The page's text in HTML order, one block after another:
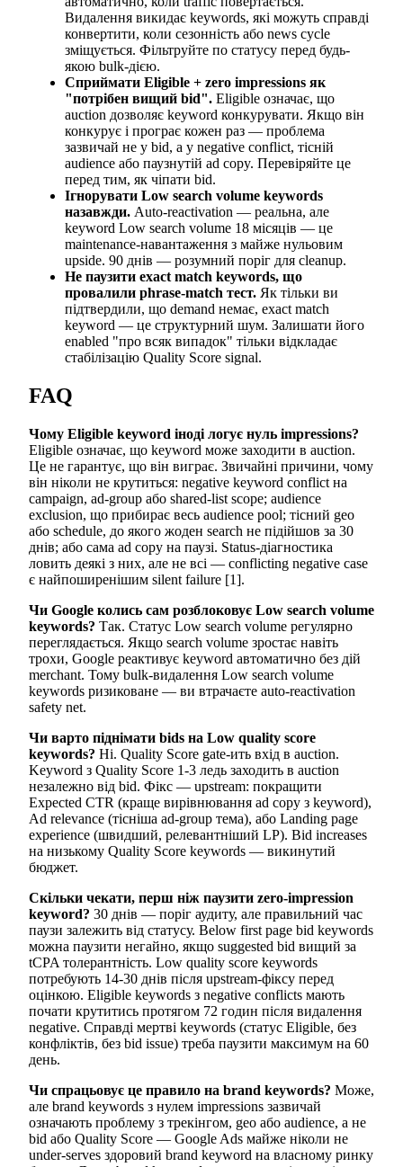
Видалення викидає keywords, які можуть справді
конвертити, коли сезонність або news cycle
зміщується. Фільтруйте по статусу перед будь-
якою bulk-дією.
Сприймати Eligible + zero impressions як
"потрібен вищий bid". Eligible означає, що
auction дозволяє keyword конкурувати. Якщо він
конкурує і програє кожен раз — проблема
зазвичай не у bid, а у negative conflict, тісній
audience або паузнутій ad copy. Перевіряйте це
перед тим, як чіпати bid.
Ігнорувати Low search volume keywords
назавжди. Auto-reactivation — реальна, але
keyword Low search volume 18 місяців — це
maintenance-навантаження з майже нульовим
upside. 90 днів — розумний поріг для cleanup.
Не паузити exact match keywords, що
провалили phrase-match тест. Як тільки ви
підтвердили, що demand немає, exact match
keyword — це структурний шум. Залишати його
enabled "про всяк випадок" тільки відкладає
стабілізацію Quality Score signal.
FAQ
Чому Eligible keyword іноді логує нуль impressions?
Eligible означає, що keyword може заходити в auction.
Це не гарантує, що він виграє. Звичайні причини, чому
він ніколи не крутиться: negative keyword conflict на
campaign, ad-group або shared-list scope; audience
exclusion, що прибирає весь audience pool; тісний geo
або schedule, до якого жоден search не підійшов за 30
днів; або сама ad copy на паузі. Status-діагностика
ловить деякі з них, але не всі — conflicting negative case
є найпоширенішим silent failure [1].
Чи Google колись сам розблоковує Low search volume
keywords? Так. Статус Low search volume регулярно
переглядається. Якщо search volume зростає навіть
трохи, Google реактивує keyword автоматично без дій
merchant. Тому bulk-видалення Low search volume
keywords ризиковане — ви втрачаєте auto-reactivation
safety net.
Чи варто піднімати bids на Low quality score
keywords? Ні. Quality Score gate-ить вхід в auction.
Keyword з Quality Score 1-3 ледь заходить в auction
незалежно від bid. Фікс — upstream: покращити
Expected CTR (краще вирівнювання ad copy з keyword),
Ad relevance (тісніша ad-group тема), або Landing page
experience (швидший, релевантніший LP). Bid increases
на низькому Quality Score keywords — викинутий
бюджет.
Скільки чекати, перш ніж паузити zero-impression
keyword? 30 днів — поріг аудиту, але правильний час
паузи залежить від статусу. Below first page bid keywords
можна паузити негайно, якщо suggested bid вищий за
tCPA толерантність. Low quality score keywords
потребують 14-30 днів після upstream-фіксу перед
оцінкою. Eligible keywords з negative conflicts мають
почати крутитись протягом 72 годин після видалення
negative. Справді мертві keywords (статус Eligible, без
конфліктів, без bid issue) треба паузити максимум на 60
день.
Чи спрацьовує це правило на brand keywords? Може,
але brand keywords з нулем impressions зазвичай
означають проблему з трекінгом, geo або audience, а не
bid або Quality Score — Google Ads майже ніколи не
under-serves здоровий brand keyword на власному ринку